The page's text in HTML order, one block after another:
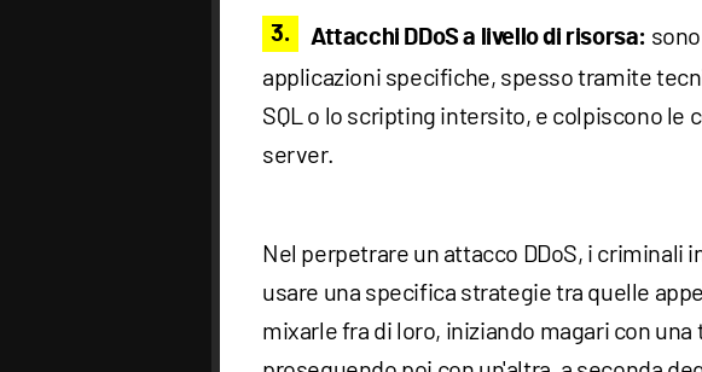
Attacchi DDoS a livello di risorsa:
applicazioni specifiche, spesso tramite
SQL o lo scripting intersito, e colpiscono le
server.
Nel perpetrare un attacco DDoS, i criminali
usare una specifica strategie tra quelle
mixarle fra di loro, iniziando magari con